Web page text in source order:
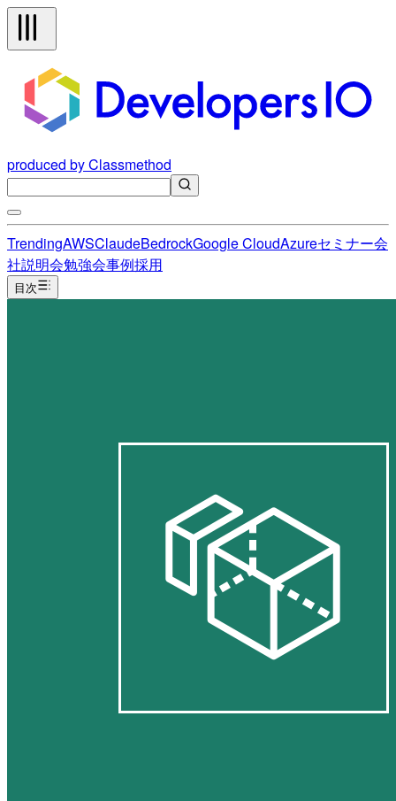
produced by Classmethod
TrendingAWSClaudeBedrockGoogle CloudAzureセミナー会
社説明会勉強会事例採用
目次